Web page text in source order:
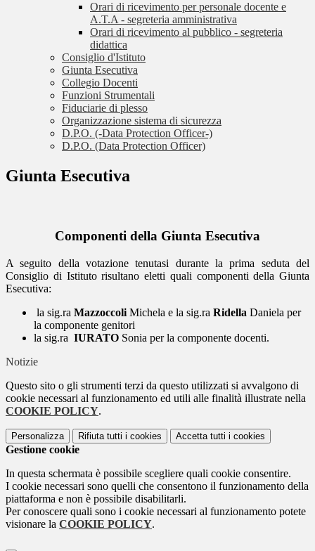
Orari di ricevimento per personale docente e
A.T.A - segreteria amministrativa
Orari di ricevimento al pubblico - segreteria
didattica
Consiglio d'Istituto
Giunta Esecutiva
Collegio Docenti
Funzioni Strumentali
Fiduciarie di plesso
Organizzazione sistema di sicurezza
D.P.O. (-Data Protection Officer-)
D.P.O. (Data Protection Officer)
Giunta Esecutiva
Componenti della Giunta Esecutiva
A seguito della votazione tenutasi durante la prima seduta del
Consiglio di Istituto risultano eletti quali componenti della Giunta
Esecutiva:
la sig.ra Mazzoccoli Michela e la sig.ra Ridella Daniela per
la componente genitori
la sig.ra IURATO Sonia per la componente docenti.
Notizie
Questo sito o gli strumenti terzi da questo utilizzati si avvalgono di
cookie necessari al funzionamento ed utili alle finalità illustrate nella
COOKIE POLICY.
Personalizza Rifiuta tutti i cookies Accetta tutti i cookies
Gestione cookie
In questa schermata è possibile scegliere quali cookie consentire.
I cookie necessari sono quelli che consentono il funzionamento della
piattaforma e non è possibile disabilitarli.
Per conoscere quali sono i cookie necessari al funzionamento potete
visionare la COOKIE POLICY.